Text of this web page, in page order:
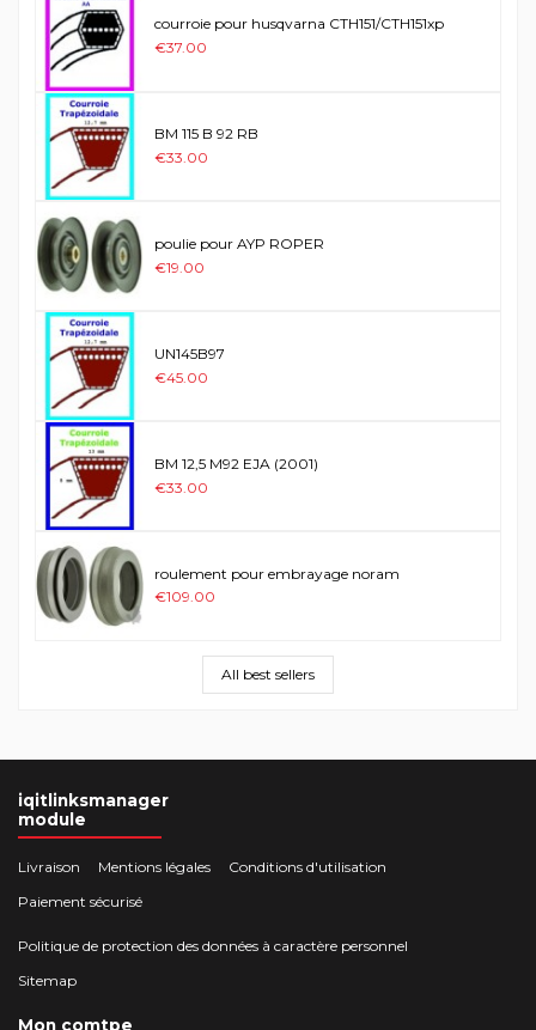
courroie pour husqvarna CTH151/CTH151xp
€37.00
BM 115 B 92 RB
€33.00
poulie pour AYP ROPER
€19.00
UN145B97
€45.00
BM 12,5 M92 EJA (2001)
€33.00
roulement pour embrayage noram
€109.00
All best sellers
iqitlinksmanager
module
Livraison Mentions légales
Conditions d'utilisation
Paiement sécurisé
Politique de protection des données à caractère personnel
Sitemap
Mon comtpe